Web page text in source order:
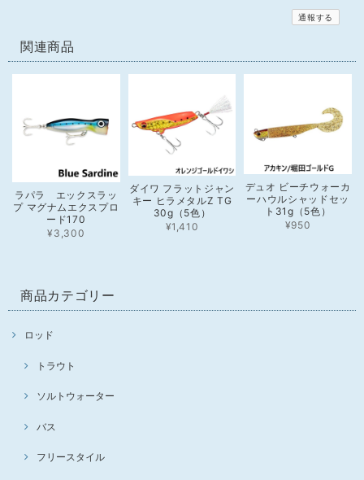
通報する
関連商品
ラパラ エックスラッ
プ マグナムエクスプロ
ード170
¥3,300
ダイワ フラットジャン
キー ヒラメタルZ TG
30g（5色）
¥1,410
デュオ ビーチウォーカ
ーハウルシャッドセッ
ト31g（5色）
¥950
商品カテゴリー
ロッド
トラウト
ソルトウォーター
バス
フリースタイル